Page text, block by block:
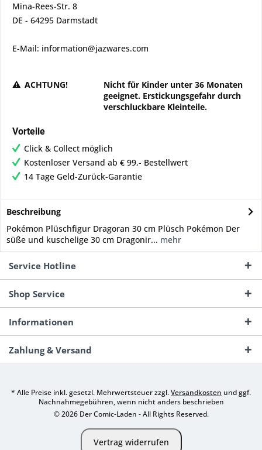
Mina-Rees-Str. 8
DE - 64295 Darmstadt
E-Mail: information@jazwares.com
ACHTUNG!
Nicht für Kinder unter 36 Monaten
geeignet. Erstickungsgefahr durch
verschluckbare Kleinteile.
Vorteile
Click & Collect möglich
Kostenloser Versand ab € 99,- Bestellwert
14 Tage Geld-Zurück-Garantie
Beschreibung
Pokémon Plüschfigur Dragoran 30 cm Plüsch Pokémon Der
süße und kuschelige 30 cm Dragonir... mehr
Service Hotline
Shop Service
Informationen
Zahlung & Versand
* Alle Preise inkl. gesetzl. Mehrwertsteuer zzgl.Versandkosten und ggf.
Nachnahmegebühren, wenn nicht anders beschrieben
© 2026 Der Comic-Laden - All Rights Reserved.
Vertrag widerrufen